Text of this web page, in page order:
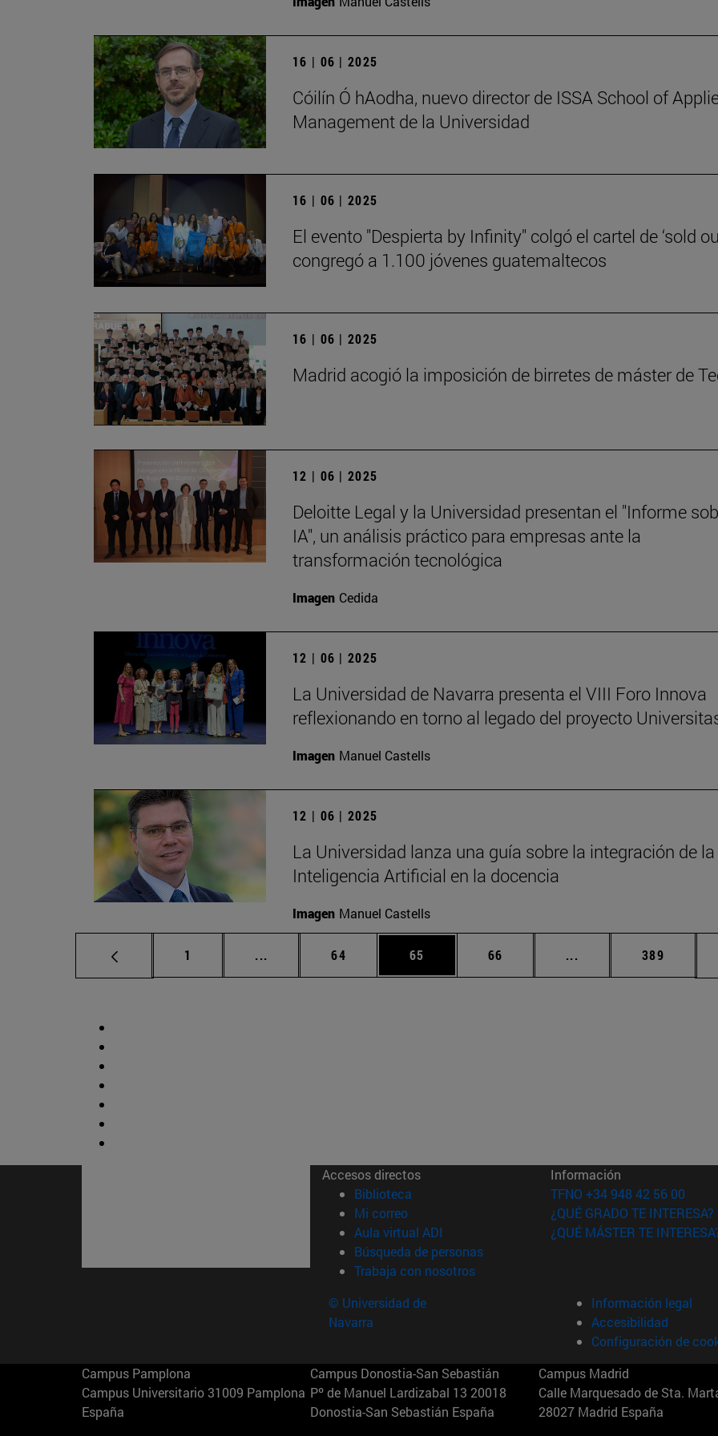
16 | 06 | 2025
Cóilín Ó hAodha, nuevo director de ISSA School of
Management de la Universidad
16 | 06 | 2025
El evento "Despierta by Infinity" colgó el cartel de ‘sold
congregó a 1.100 jóvenes guatemaltecos
16 | 06 | 2025
Madrid acogió la imposición de birretes de máster de
12 | 06 | 2025
Deloitte Legal y la Universidad presentan el "Informe
IA", un análisis práctico para empresas ante la
transformación tecnológica
Imagen Cedida
12 | 06 | 2025
La Universidad de Navarra presenta el VIII Foro Innova
reflexionando en torno al legado del proyecto
Imagen Manuel Castells
12 | 06 | 2025
La Universidad lanza una guía sobre la integración de la
Inteligencia Artificial en la docencia
Imagen Manuel Castells
Página
1 ... Páginas intermedias Use TAB para desplazarse.
Página
64 Página
65 Página
66 ... Páginas intermedias
Página
389
Accesos directos
Biblioteca (abre en nueva ventana)
Mi correo(abre en nueva ventana)
Aula virtual ADI (abre en nueva ventana)
Búsqueda de personas(abre en nueva ventana)
Trabaja con nosotros(abre en nueva ventana)
Información
TFNO +34 948 42 56 00
¿QUÉ GRADO TE INTERESA?
¿QUÉ MÁSTER TE
© Universidad de
Navarra
Información legal
Accesibilidad
Configuración de
Campus Pamplona
Campus Universitario 31009 Pamplona
España
Campus Donostia-San Sebastián
Pº de Manuel Lardizabal 13 20018
Donostia-San Sebastián España
Campus Madrid
Calle Marquesado de Sta.
28027 Madrid España